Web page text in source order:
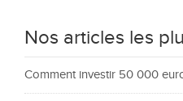
Nos articles les
Comment investir 50 000